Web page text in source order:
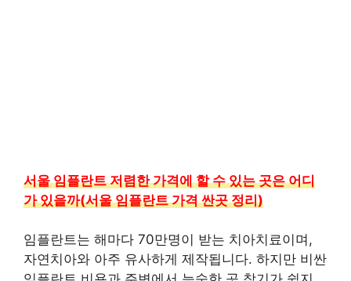
서울 임플란트 저렴한 가격에 할 수 있는 곳은 어디
가 있을까(서울 임플란트 가격 싼곳 정리)
임플란트는 해마다 70만명이 받는 치아치료이며,
자연치아와 아주 유사하게 제작됩니다. 하지만 비싼